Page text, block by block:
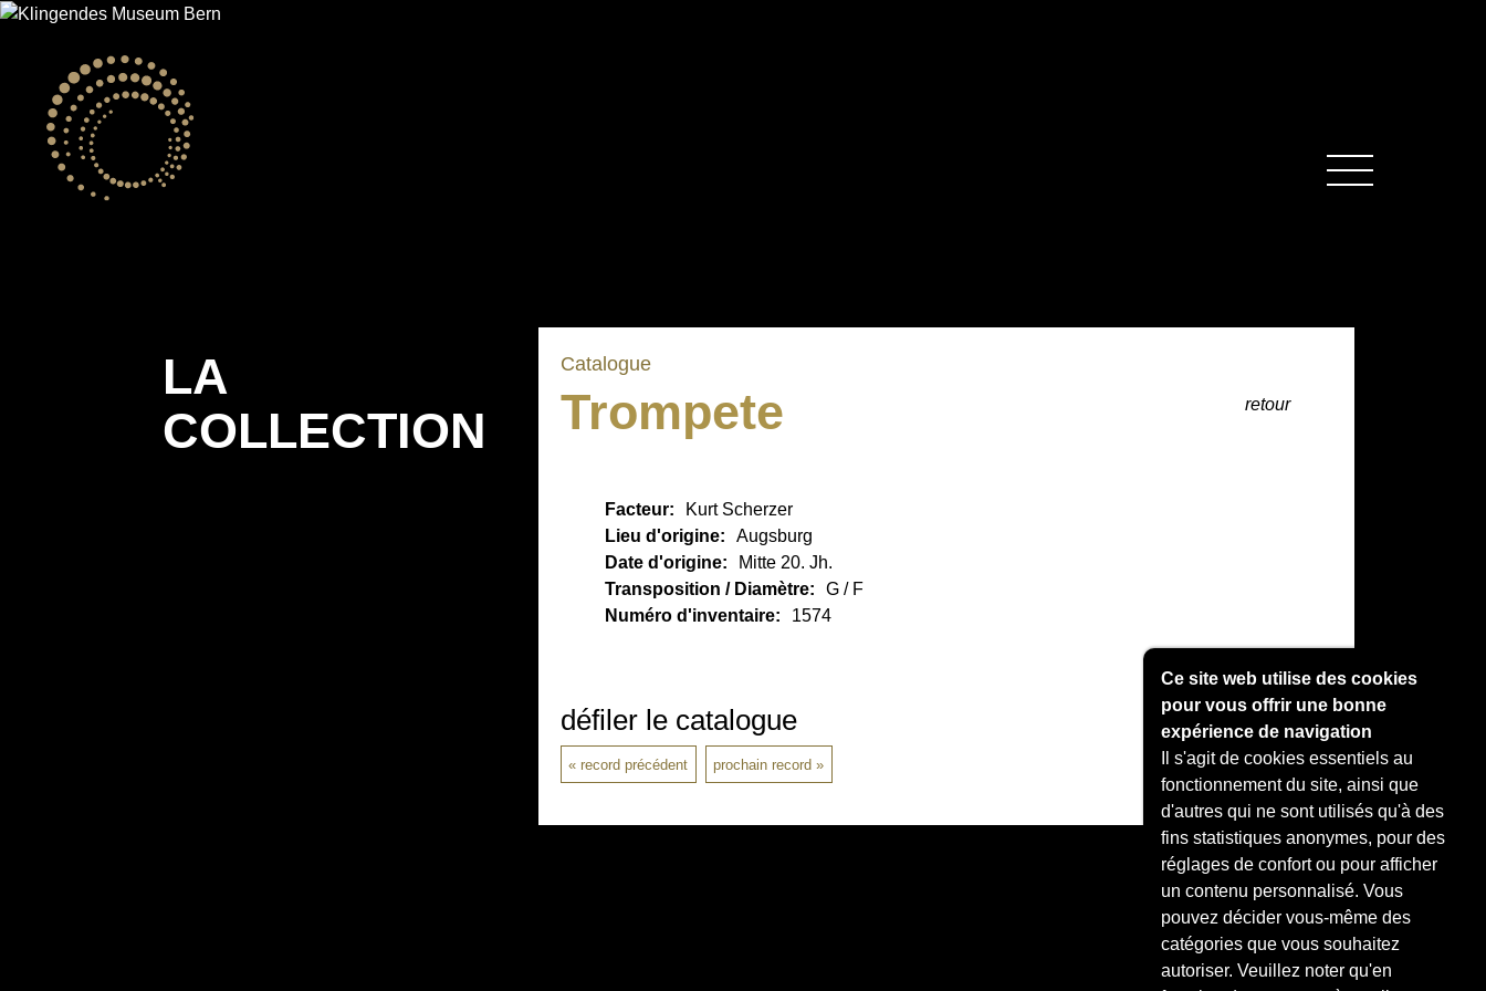
Catalogue
Trompete retour
Facteur:
Kurt Scherzer
Lieu d'origine:
Augsburg
Date d'origine:
Mitte 20. Jh.
Transposition / Diamètre:
G / F
Numéro d'inventaire:
1574
défiler le catalogue
record précédent prochain record
LA
COLLECTION
Ce site web utilise des cookies
pour vous offrir une bonne
expérience de navigation
Il s'agit de cookies essentiels au
fonctionnement du site, ainsi que
d'autres qui ne sont utilisés qu'à des
fins statistiques anonymes, pour des
réglages de confort ou pour afficher
un contenu personnalisé. Vous
pouvez décider vous-même des
catégories que vous souhaitez
autoriser. Veuillez noter qu'en